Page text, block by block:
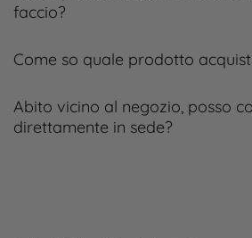
faccio?
Come so quale prodotto
Abito vicino al negozio, posso
direttamente in sede?